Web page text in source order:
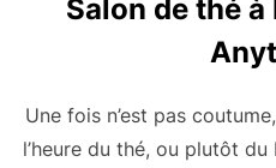
Salon de thé
Une fois n’est pas
l’heure du thé, ou plutôt